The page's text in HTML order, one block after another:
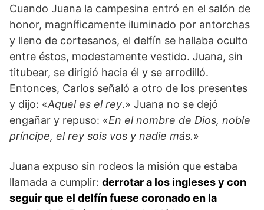
Cuando Juana la campesina entró en el salón de
honor, magníficamente iluminado por antorchas
y lleno de cortesanos, el delfín se hallaba oculto
entre éstos, modestamente vestido. Juana, sin
titubear, se dirigió hacia él y se arrodilló.
Entonces, Carlos señaló a otro de los presentes
y dijo: «Aquel es el rey.» Juana no se dejó
engañar y repuso: «En el nombre de Dios, noble
príncipe, el rey sois vos y nadie más.»
Juana expuso sin rodeos la misión que estaba
llamada a cumplir: derrotar a los ingleses y con
seguir que el delfín fuese coronado en la